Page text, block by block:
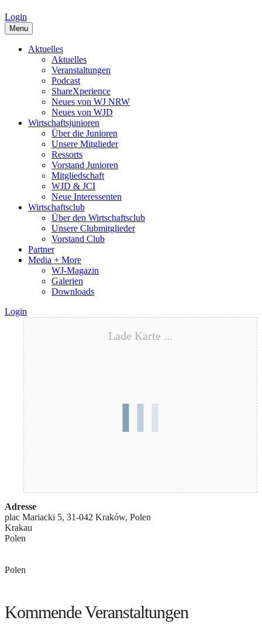
Login
Menu
Aktuelles
Aktuelles
Veranstaltungen
Podcast
ShareXperience
Neues von WJ NRW
Neues von WJD
Wirtschaftsjunioren
Über die Junioren
Unsere Mitglieder
Ressorts
Vorstand Junioren
Mitgliedschaft
WJD & JCI
Neue Interessenten
Wirtschaftsclub
Über den Wirtschaftsclub
Unsere Clubmitglieder
Vorstand Club
Partner
Media + More
WJ-Magazin
Galerien
Downloads
Login
Lade Karte ...
Adresse
plac Mariacki 5, 31-042 Kraków, Polen
Krakau
Polen
Polen
Kommende Veranstaltungen